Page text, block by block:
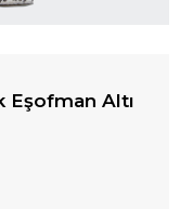
Eşofman Altı